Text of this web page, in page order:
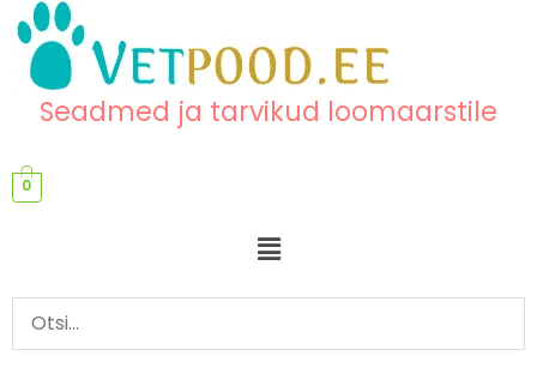
content
content
Seadmed ja tarvikud loomaarstile
0
Menu